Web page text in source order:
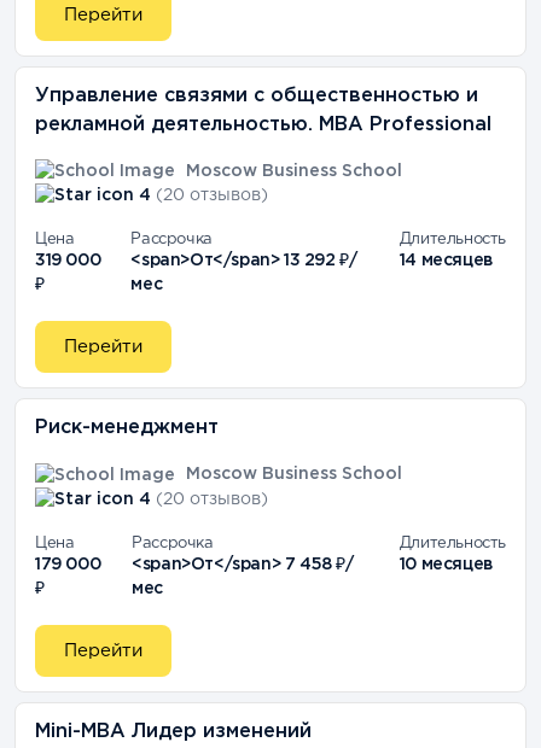
Перейти
Управление связями с общественностью и
рекламной деятельностью. MBA Professional
Moscow Business School
4 (20 отзывов)
Цена
319 000
₽
Рассрочка
<span>От</span> 13 292 ₽/
мес
Длительность
14 месяцев
Перейти
Риск-менеджмент
Moscow Business School
4 (20 отзывов)
Цена
179 000
₽
Рассрочка
<span>От</span> 7 458 ₽/
мес
Длительность
10 месяцев
Перейти
Mini-MBA Лидер изменений